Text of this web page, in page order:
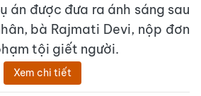
án được đưa ra ánh sáng sau
bà Rajmati Devi, nộp đơn
tội giết người.
Xem chi tiết